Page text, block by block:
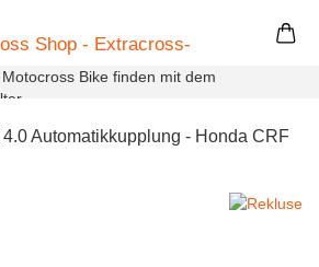
+
Automatikkupplung - Honda CRF